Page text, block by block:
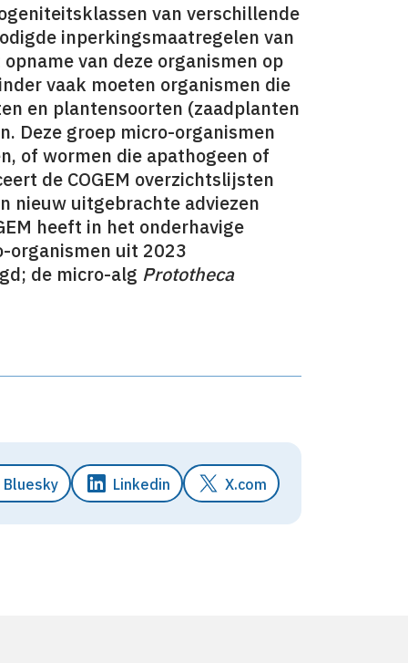
van verschillende
inperkingsmaatregelen van
van deze organismen op
vaak moeten organismen die
en plantensoorten (zaadplanten
Deze groep micro-organismen
of wormen die apathogeen of
de COGEM overzichtslijsten
nieuw uitgebrachte adviezen
heeft in het onderhavige
organismen uit 2023
de micro-alg Prototheca
Bluesky Linkedin X.com